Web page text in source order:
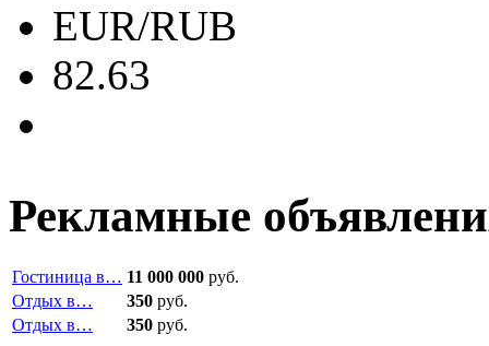
EUR/RUB
82.63
Рекламные
Гостиница в… 11 000 000 руб.
Отдых в…
350 руб.
Отдых в…
350 руб.